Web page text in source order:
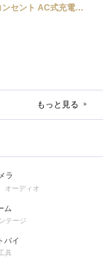
UGREEN usbアダプタ usb コンセント AC式充電器 3.1A PSE認証済み 折りたたみ式プラグ 2ポート
もっと見る
ラ
オーディオ
ム
テージ
バイ
具